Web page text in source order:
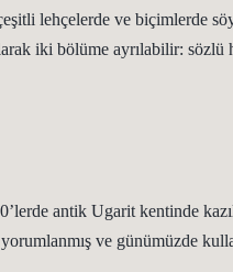
lehçelerde ve biçimlerde
iki bölüme ayrılabilir: sözlü
antik Ugarit kentinde
ve günümüzde